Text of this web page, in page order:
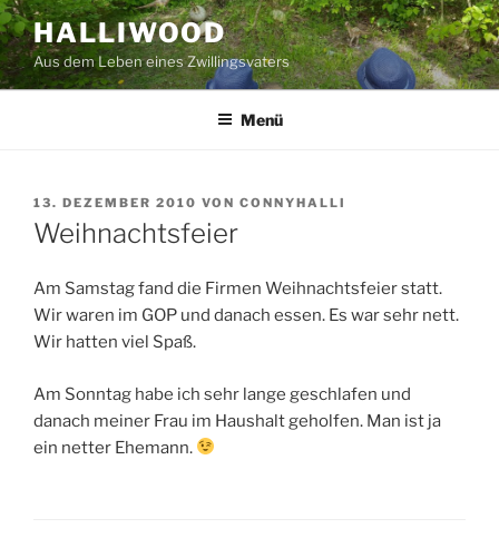
Zum
Inhalt
springen
HALLIWOOD
Aus dem Leben eines Zwillingsvaters
Menü
VERÖFFENTLICHT
AM
13. DEZEMBER 2010 VON CONNYHALLI
Weihnachtsfeier
Am Samstag fand die Firmen Weihnachtsfeier statt.
Wir waren im GOP und danach essen. Es war sehr nett.
Wir hatten viel Spaß.
Am Sonntag habe ich sehr lange geschlafen und
danach meiner Frau im Haushalt geholfen. Man ist ja
ein netter Ehemann.